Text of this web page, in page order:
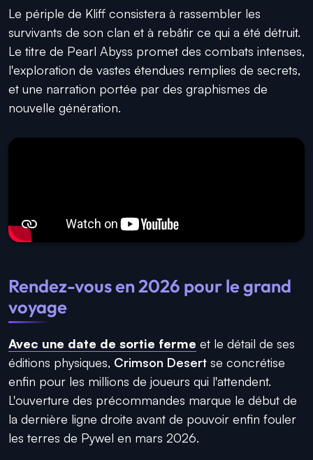
Le périple de Kliff consistera à rassembler les
survivants de son clan et à rebâtir ce qui a été détruit.
Le titre de Pearl Abyss promet des combats intenses,
l'exploration de vastes étendues remplies de secrets,
et une narration portée par des graphismes de
nouvelle génération.
Rendez-vous en 2026 pour le grand
voyage
Avec une date de sortie ferme et le détail de ses
éditions physiques, Crimson Desert se concrétise
enfin pour les millions de joueurs qui l'attendent.
L'ouverture des précommandes marque le début de
la dernière ligne droite avant de pouvoir enfin fouler
les terres de Pywel en mars 2026.